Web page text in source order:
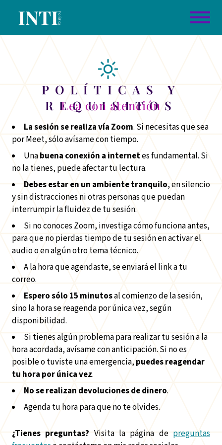
POLÍTICAS Y
REQUISITOS
Lea con atención
La sesión se realiza vía Zoom. Si necesitas que sea
por Meet, sólo avísame con tiempo.
Unabuena conexión a internetes fundamental. Si
no la tienes, puede afectar tu lectura.
Debes estar en un ambiente tranquilo, en silencio
y sin distracciones ni otras personas que puedan
interrumpir la fluidez de tu sesión.
Si no conoces Zoom, investiga cómo funciona antes,
para que no pierdas tiempo de tu sesión en activar el
audio o en algún otro tema técnico.
A la hora que agendaste, se enviará el link a tu
correo.
Espero sólo 15 minutosal comienzo de la sesión,
sino la hora se reagenda por única vez, según
disponibilidad.
Si tienes algún problema para realizar tu sesión a la
hora acordada, avísame con anticipación. Si no es
posible o tuviste una emergencia, puedes reagendar
tu hora por única vez.
No se realizan devoluciones de dinero.
Agenda tu hora para que no te olvides.
¿Tienes preguntas? Visita la página de preguntas